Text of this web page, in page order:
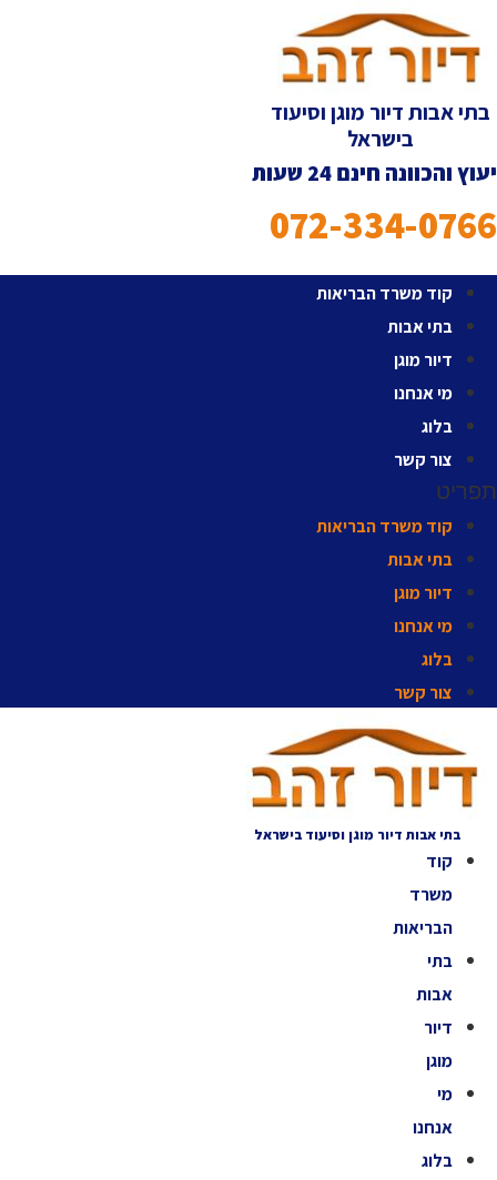
לתוכן
בתי אבות דיור מוגן וסיעוד
בישראל
יעוץ והכוונה חינם 24 שעות
072-334-0766
קוד משרד הבריאות
בתי אבות
דיור מוגן
מי אנחנו
בלוג
צור קשר
תפריט
קוד משרד הבריאות
בתי אבות
דיור מוגן
מי אנחנו
בלוג
צור קשר
בתי אבות דיור מוגן וסיעוד בישראל
קוד
משרד
הבריאות
בתי
אבות
דיור
מוגן
מי
אנחנו
בלוג